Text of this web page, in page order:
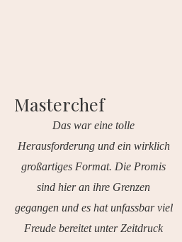
Masterchef
Das war eine tolle
Herausforderung und ein wirklich
großartiges Format. Die Promis
sind hier an ihre Grenzen
gegangen und es hat unfassbar viel
Freude bereitet unter Zeitdruck